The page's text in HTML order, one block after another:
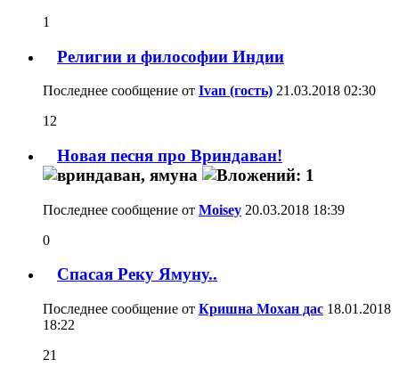
1
Религии и философии Индии
Последнее сообщение от Ivan (гость) 21.03.2018 02:30
12
Новая песня про Вриндаван!
Последнее сообщение от Moisey 20.03.2018 18:39
0
Спасая Реку Ямуну..
Последнее сообщение от Кришна Мохан дас 18.01.2018
18:22
21